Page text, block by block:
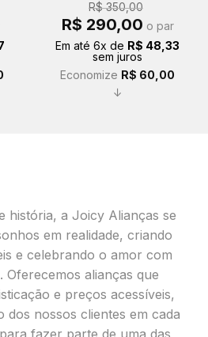
R$350,00
O
preço
era:
R$ 350,00.
R$ 290,00preço
é:
o par
Em até 6x de R$ 48,33
sem juros
Economize R$ 60,00
↓
história, a Joicy Alianças se
em realidade, criando
e celebrando o amor com
Oferecemos alianças que
e preços acessíveis,
dos nossos clientes em cada
fazer parte de uma das